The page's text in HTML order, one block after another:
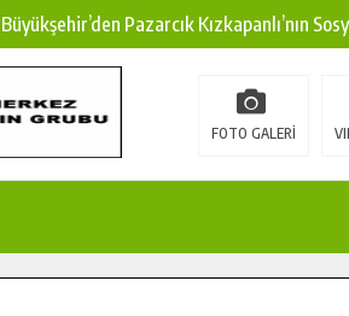
Büyükşehir’den Pazarcık Kızkapanlı’nın
Büyükşehir’den Pazarcık Kırsalına Modern
Çin’den KSÜ’ye Uluslararası Başarı:
FOTO GALERİ